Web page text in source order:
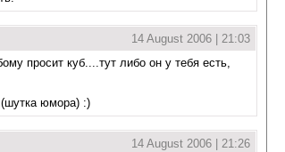
14 August 2006 | 21:03
просит куб....тут либо он у тебя есть,
(шутка юмора) :)
14 August 2006 | 21:26